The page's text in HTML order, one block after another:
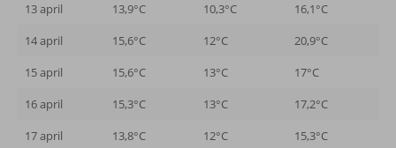
13 april
13,9°C 10,3°C
16,1°C
14 april
15,6°C 12°C
20,9°C
15 april
15,6°C 13°C
17°C
16 april
15,3°C 13°C
17,2°C
17 april
13,8°C 12°C
15,3°C